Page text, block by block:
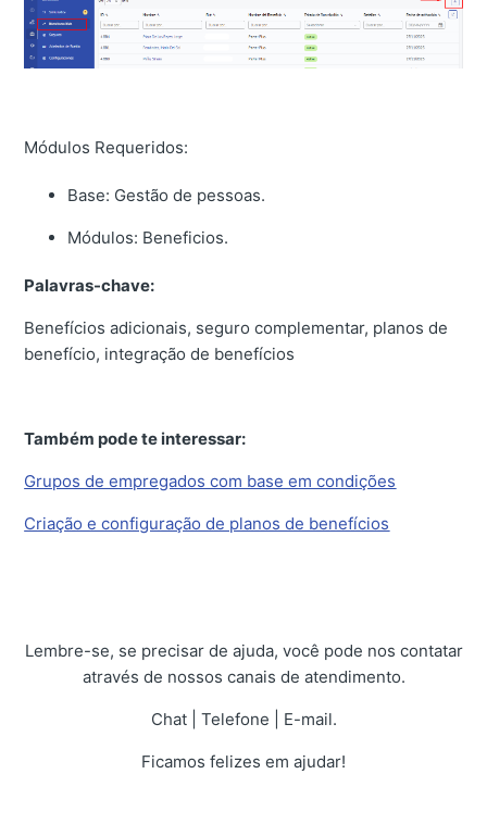
Módulos Requeridos:
Base: Gestão de pessoas.
Módulos: Beneficios.
Palavras-chave:
Benefícios adicionais, seguro complementar, planos de
benefício, integração de benefícios
Também pode te interessar:
Grupos de empregados com base em condições
Criação e configuração de planos de benefícios
Lembre-se, se precisar de ajuda, você pode nos contatar
através de nossos canais de atendimento.
Chat | Telefone | E-mail.
Ficamos felizes em ajudar!